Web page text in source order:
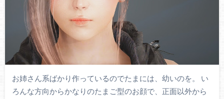
お姉さん系ばかり作っているのでたまには、幼いのを。 い
ろんな方向からかなりのたまご型のお顔で、正面以外から